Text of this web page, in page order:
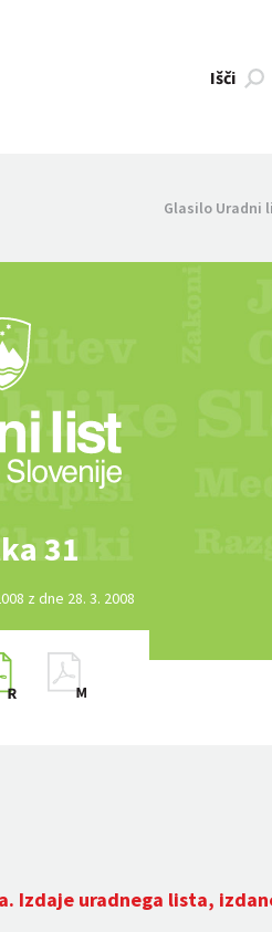
Išči
Glasilo Uradni
31
z dne 28. 3. 2008
Izdaje uradnega lista,